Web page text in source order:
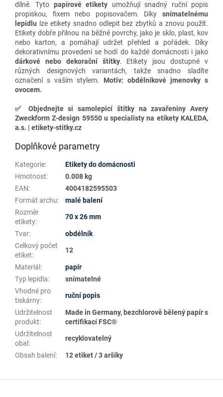
dílně. Tyto papírové etikety umožňují snadný ruční popis
propiskou, fixem nebo popisovačem. Díky snímatelnému
lepidlu lze etikety snadno odlepit bez zbytků a znovu použít.
Etikety dobře přilnou na běžné povrchy, jako je sklo, plast, kov
nebo karton, a pomáhají udržet přehled a pořádek. Díky
dekorativnímu provedení se hodí do každé domácnosti i jako
dárkové nebo dekorační štítky.
Etikety jsou dostupné v
různých designových variantách, takže snadno sladíte
označení s vaším stylem. Motiv: obdélníkové jmenovky s
ovocem.
✅ Objednejte si samolepicí štítky na zavařeniny Avery
Zweckform Z-design 59550 u specialisty na etikety KALEDA,
a.s. | etikety-stitky.cz
Doplňkové parametry
Kategorie:
Etikety do domácnosti
Hmotnost:
0.008 kg
EAN:
4004182595503
Formát archu:
malé balení
Rozměr
etikety:
70 x 26 mm
Tvar:
obdélník
Celkový počet
etiket:
12
Materiál :
papír
Typ lepidla:
snímatelné
Vhodné pro
tiskárny:
ruční popis
Udržitelnost
produkt:
Made in Germany, bezchlorově bělený papír s
certifikací FSC®
Udržitelnost
obal :
recyklovatelný
Obsah balení: 12 etiket / 3 aršíky